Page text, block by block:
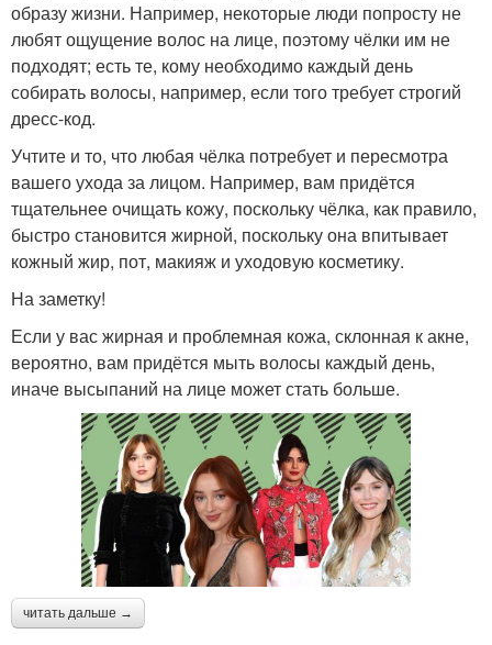
образу жизни. Например, некоторые люди попросту не
любят ощущение волос на лице, поэтому чёлки им не
подходят; есть те, кому необходимо каждый день
собирать волосы, например, если того требует строгий
дресс-код.
Учтите и то, что любая чёлка потребует и пересмотра
вашего ухода за лицом. Например, вам придётся
тщательнее очищать кожу, поскольку чёлка, как правило,
быстро становится жирной, поскольку она впитывает
кожный жир, пот, макияж и уходовую косметику.
На заметку!
Если у вас жирная и проблемная кожа, склонная к акне,
вероятно, вам придётся мыть волосы каждый день,
иначе высыпаний на лице может стать больше.
читать дальше →